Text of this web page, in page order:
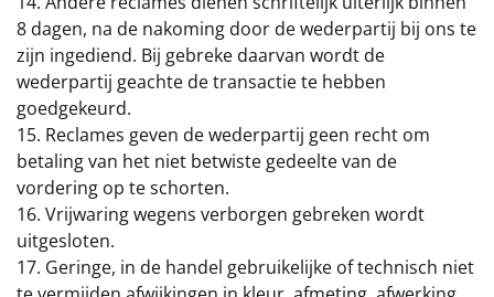
8 dagen, na de nakoming door de wederpartij bij ons te
zijn ingediend. Bij gebreke daarvan wordt de
wederpartij geachte de transactie te hebben
goedgekeurd.
15. Reclames geven de wederpartij geen recht om
betaling van het niet betwiste gedeelte van de
vordering op te schorten.
16. Vrijwaring wegens verborgen gebreken wordt
uitgesloten.
17. Geringe, in de handel gebruikelijke of technisch niet